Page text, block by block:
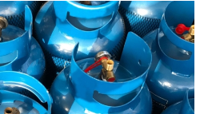
DE
2021